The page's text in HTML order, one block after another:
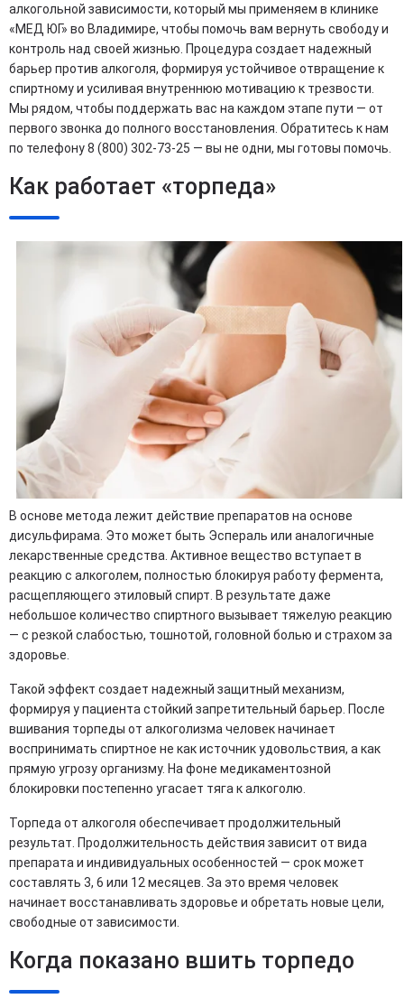
алкогольной зависимости, который мы применяем в клинике
«МЕД ЮГ» во Владимире, чтобы помочь вам вернуть свободу и
контроль над своей жизнью. Процедура создает надежный
барьер против алкоголя, формируя устойчивое отвращение к
спиртному и усиливая внутреннюю мотивацию к трезвости.
Мы рядом, чтобы поддержать вас на каждом этапе пути — от
первого звонка до полного восстановления. Обратитесь к нам
по телефону 8 (800) 302-73-25 — вы не одни, мы готовы помочь.
Как работает «торпеда»
В основе метода лежит действие препаратов на основе
дисульфирама. Это может быть Эспераль или аналогичные
лекарственные средства. Активное вещество вступает в
реакцию с алкоголем, полностью блокируя работу фермента,
расщепляющего этиловый спирт. В результате даже
небольшое количество спиртного вызывает тяжелую реакцию
— с резкой слабостью, тошнотой, головной болью и страхом за
здоровье.
Такой эффект создает надежный защитный механизм,
формируя у пациента стойкий запретительный барьер. После
вшивания торпеды от алкоголизма человек начинает
воспринимать спиртное не как источник удовольствия, а как
прямую угрозу организму. На фоне медикаментозной
блокировки постепенно угасает тяга к алкоголю.
Торпеда от алкоголя обеспечивает продолжительный
результат. Продолжительность действия зависит от вида
препарата и индивидуальных особенностей — срок может
составлять 3, 6 или 12 месяцев. За это время человек
начинает восстанавливать здоровье и обретать новые цели,
свободные от зависимости.
Когда показано вшить торпедо